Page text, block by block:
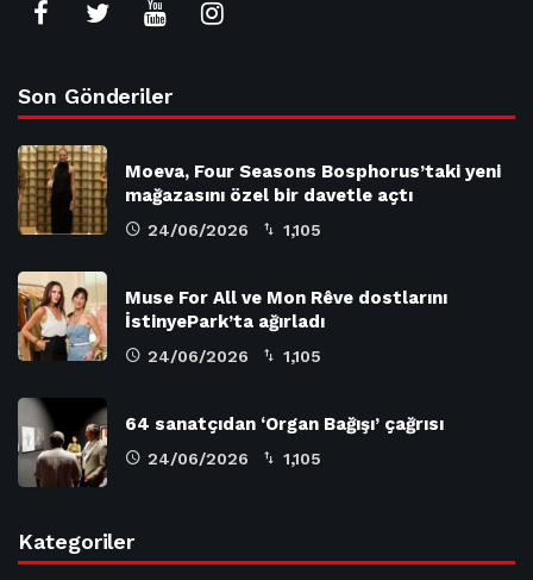
Son Gönderiler
Moeva, Four Seasons Bosphorus’taki yeni
mağazasını özel bir davetle açtı
24/06/2026 1,105
Muse For All ve Mon Rêve dostlarını
İstinyePark’ta ağırladı
24/06/2026 1,105
64 sanatçıdan ‘Organ Bağışı’ çağrısı
24/06/2026 1,105
Kategoriler